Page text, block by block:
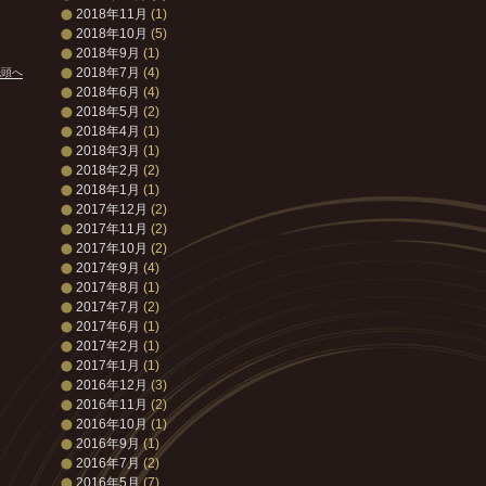
へ
2018年11月 (1)
2018年10月 (5)
2018年9月 (1)
2018年7月 (4)
2018年6月 (4)
2018年5月 (2)
2018年4月 (1)
2018年3月 (1)
2018年2月 (2)
2018年1月 (1)
2017年12月 (2)
2017年11月 (2)
2017年10月 (2)
2017年9月 (4)
2017年8月 (1)
2017年7月 (2)
2017年6月 (1)
2017年2月 (1)
2017年1月 (1)
2016年12月 (3)
2016年11月 (2)
2016年10月(1)
2016年9月 (1)
2016年7月 (2)
2016年5月(7)